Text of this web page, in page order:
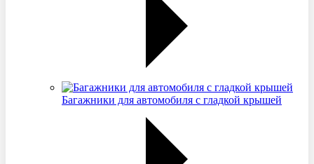
Багажники для автомобиля с гладкой крышей